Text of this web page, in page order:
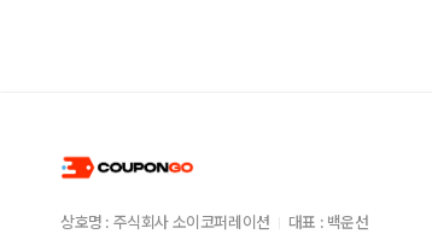
상호명 : 주식회사 소이코퍼레이션 대표 : 백운선